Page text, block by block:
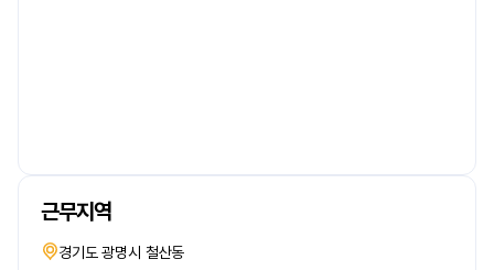
근무지역
경기도 광명시 철산동